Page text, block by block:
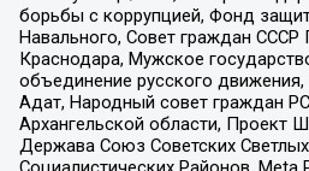
борьбы с коррупцией, Фонд
Навального, Совет граждан СССР
Краснодара, Мужское
объединение русского
Адат, Народный совет граждан
Архангельской области, Проект
Держава Союз Советских